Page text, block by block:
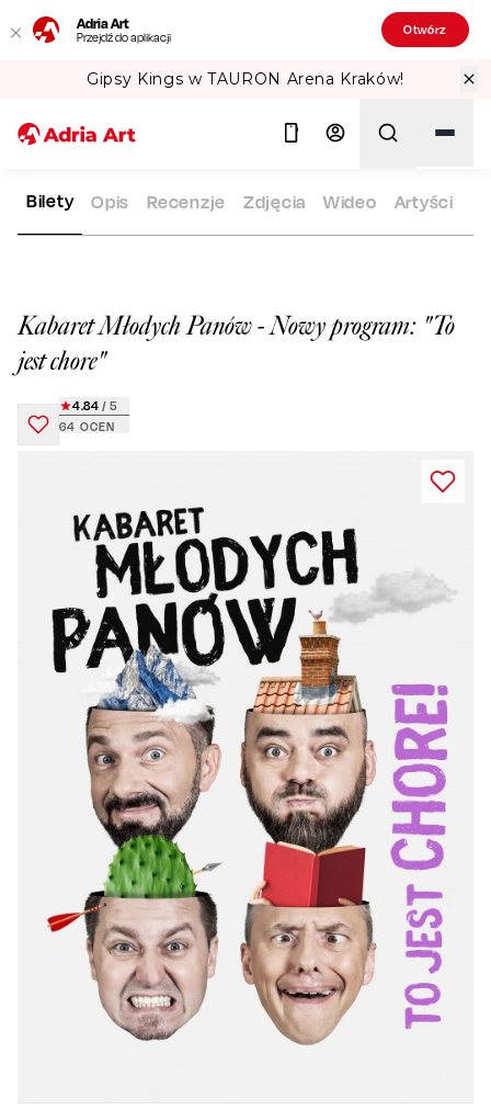
Adria Art
Przejdź do aplikacji Otwórz
Gipsy Kings w TAURON Arena Kraków!
ADRIA ART REPERTUAR KABARET MŁODYCH PANÓW -
Kabaret Młodych Panów - Nowy program: "To
jest chore"
64 OCEN
4.84 / 5
Bilety Opis Recenzje Zdjęcia Wideo Artyści